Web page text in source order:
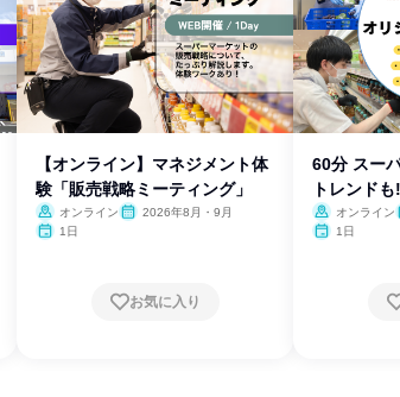
【オンライン】マネジメント体
験「販売戦略ミーティング」
オンライン
2026年8月・9月
1日
お気に入り
60分 スー
トレンド
オンライン
1日